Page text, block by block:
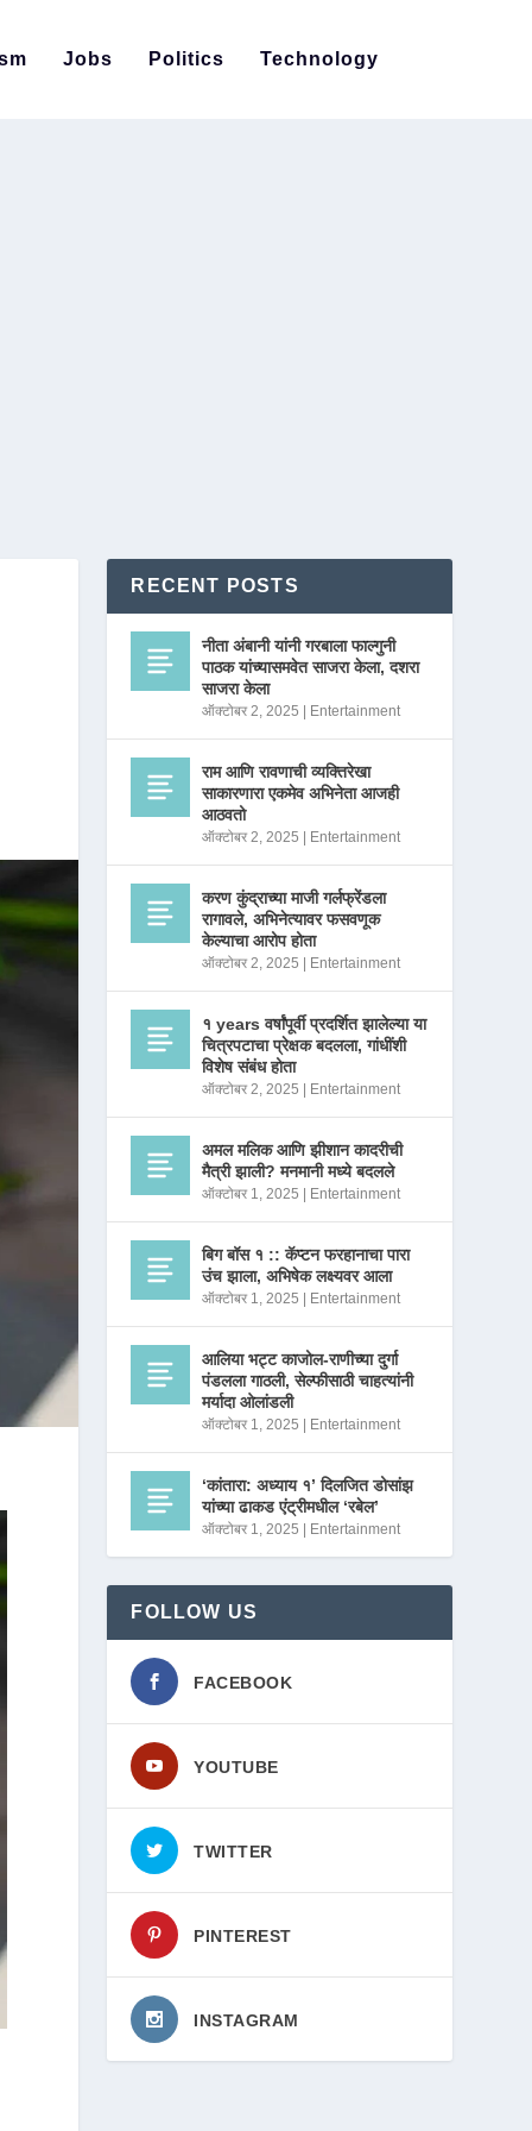
Jobs Politics Technology
RECENT POSTS
नीता अंबानी यांनी गरबाला फाल्गुनी
पाठक यांच्यासमवेत साजरा केला, दशरा
साजरा केला
ऑक्टोबर 2, 2025 Entertainment
राम आणि रावणाची व्यक्तिरेखा
साकारणारा एकमेव अभिनेता आजही
आठवतो
ऑक्टोबर 2, 2025 Entertainment
करण कुंद्राच्या माजी गर्लफ्रेंडला
रागावले, अभिनेत्यावर फसवणूक
केल्याचा आरोप होता
ऑक्टोबर 2, 2025 Entertainment
१ years वर्षांपूर्वी प्रदर्शित झालेल्या या
चित्रपटाचा प्रेक्षक बदलला, गांधींशी
विशेष संबंध होता
ऑक्टोबर 2, 2025 Entertainment
अमल मलिक आणि झीशान कादरीची
मैत्री झाली? मनमानी मध्ये बदलले
ऑक्टोबर 1, 2025 Entertainment
बिग बॉस १ :: कॅप्टन फरहानाचा पारा
उंच झाला, अभिषेक लक्ष्यवर आला
ऑक्टोबर 1, 2025 Entertainment
आलिया भट्ट काजोल-राणीच्या दुर्गा
पंडलला गाठली, सेल्फीसाठी चाहत्यांनी
मर्यादा ओलांडली
ऑक्टोबर 1, 2025 Entertainment
‘कांतारा: अध्याय १’ दिलजित डोसांझ
यांच्या ढाकड एंट्रीमधील ‘रबेल’
ऑक्टोबर 1, 2025 Entertainment
FOLLOW US
FACEBOOK
YOUTUBE
TWITTER
PINTEREST
INSTAGRAM